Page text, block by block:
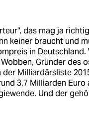
das mag ja
keiner braucht und
in
Gründer des
Milliardärsliste
3,7 Milliarden
Und der